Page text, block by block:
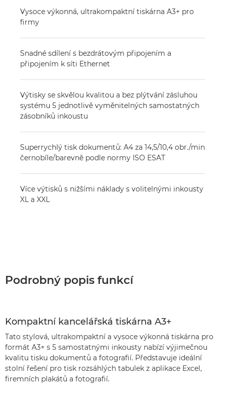
Vysoce výkonná, ultrakompaktní tiskárna A3+ pro
firmy
Snadné sdílení s bezdrátovým připojením a
připojením k síti Ethernet
Výtisky se skvělou kvalitou a bez plýtvání zásluhou
systému 5 jednotlivě vyměnitelných samostatných
zásobníků inkoustu
Superrychlý tisk dokumentů: A4 za 14,5/10,4 obr./min
černobíle/barevně podle normy ISO ESAT
Více výtisků s nižšími náklady s volitelnými inkousty
XL a XXL
Podrobný popis funkcí
Kompaktní kancelářská tiskárna A3+
Tato stylová, ultrakompaktní a vysoce výkonná tiskárna pro
formát A3+ s 5 samostatnými inkousty nabízí výjimečnou
kvalitu tisku dokumentů a fotografií. Představuje ideální
stolní řešení pro tisk rozsáhlých tabulek z aplikace Excel,
firemních plakátů a fotografií.